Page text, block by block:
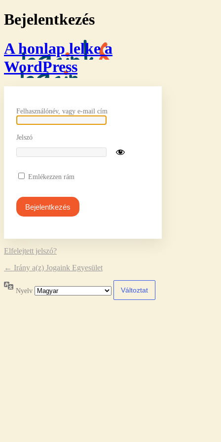
Bejelentkezés
A honlap lelke a
WordPress
Felhasználónév, vagy e-mail cím
Jelszó
Emlékezzen rám
Elfelejtett jelszó?
← Irány a(z) Jogaink Egyesület
Nyelv